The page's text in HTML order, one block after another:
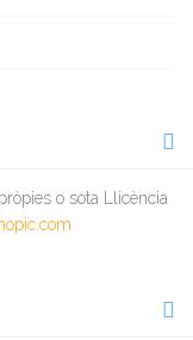
o sota Llicència